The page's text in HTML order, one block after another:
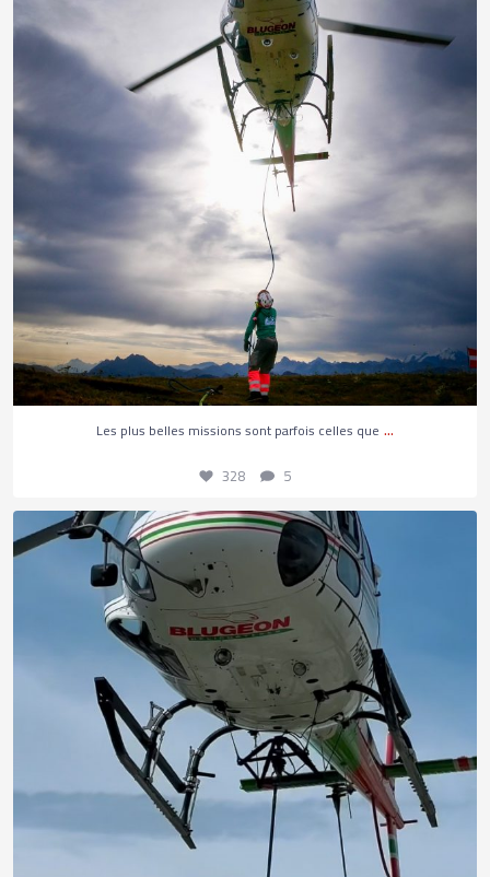
328 5
Les plus belles missions sont parfois celles que ...
328 5
Aviez-vous déjà vu un coulage de béton par...